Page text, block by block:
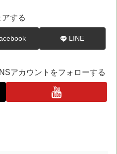
アする
LINE
アカウントをフォローする